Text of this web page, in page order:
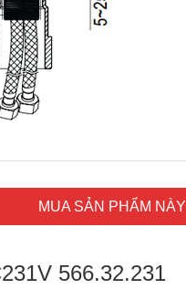
MUA SẢN PHẨM NÀY
566.32.231